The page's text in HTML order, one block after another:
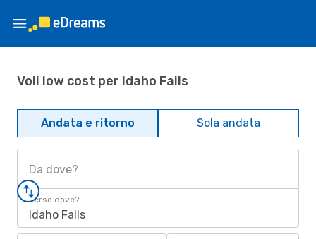
Voli low cost per Idaho Falls
Andata e ritorno Sola andata
Da dove?
Verso dove?
Idaho Falls